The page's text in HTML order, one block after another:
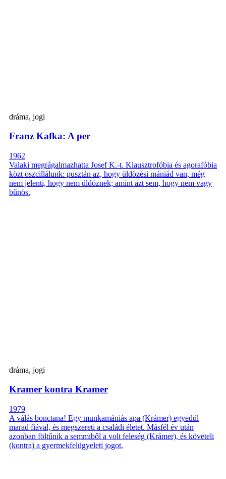
dráma, jogi
Franz Kafka: A per
1962
Valaki megrágalmazhatta Josef K.-t. Klausztrofóbia és agorafóbia
közt oszcillálunk: pusztán az, hogy üldözési mániád van, még
nem jelenti, hogy nem üldöznek; amint azt sem, hogy nem vagy
bűnös.
dráma, jogi
Kramer kontra Kramer
1979
A válás bonctana! Egy munkamániás apa (Krámer) egyedül
marad fiával, és megszereti a családi életet. Másfél év után
azonban föltűnik a semmiből a volt feleség (Krámer), és követeli
(kontra) a gyermekfelügyeleti jogot.